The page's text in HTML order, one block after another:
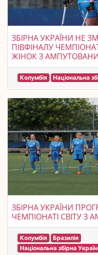
ЗБІРНА УКРАЇНИ НЕ
ПІВФІНАЛУ
ЖІНОК З
Колумбія Національна
ЗБІРНА УКРАЇНИ
ЧЕМПІОНАТІ СВІТУ З
Колумбія
Бразилія
Національна збірна